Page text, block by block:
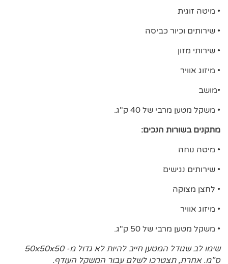
• מיטה זוגית
• שירותים וכיור כביסה
• שירותי מזון
• מיזוג אוויר
•מושב
• משקל מטען מרבי של 40 ק"ג.
מתקנים בשורות הנכים:
• מיטה נוחה
• שירותים נגישים
• לחצן מצוקה
• מיזוג אוויר
• משקל מטען מרבי של 50 ק"ג.
שימו לב שגודל המטען חייב להיות לא גדול מ- 50x50x50
ס"מ. אחרת, תצטרכו לשלם עבור המשקל העודף.